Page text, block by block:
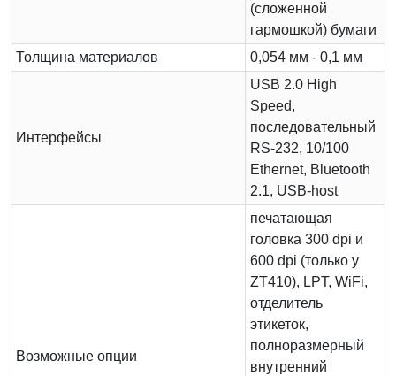
(сложенной
гармошкой) бумаги
Толщина материалов
0,054 мм - 0,1 мм
Интерфейсы
USB 2.0 High
Speed,
последовательный
RS-232, 10/100
Ethernet, Bluetooth
2.1, USB-host
Возможные опции
печатающая
головка 300 dpi и
600 dpi (только у
ZT410), LPT, WiFi,
отделитель
этикеток,
полноразмерный
внутренний